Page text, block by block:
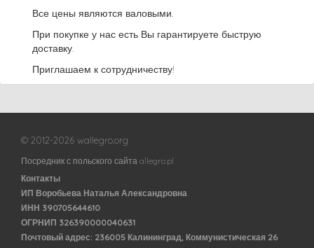
Все цены являются валовыми.
При покупке у нас есть Вы гарантируете быструю
доставку.
Приглашаем к сотрудничеству!
© 2012-2026 wallegro.org
Посредник с польского сайта allegro.pl
Контакты
ИП Воробьева Наталья Александровна
ИНН 390705644610
ОГРНИП 326390000040631
Почтовый адрес: 236005 Калининград, Коммунистическая 26